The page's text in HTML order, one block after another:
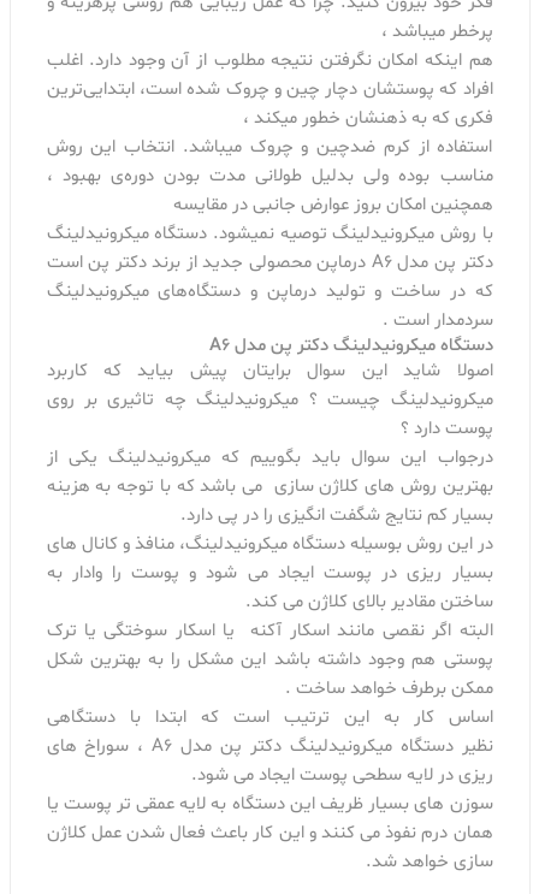
پرخطر میباشد ،
هم اینکه امکان نگرفتن نتیجه مطلوب از آن وجود دارد. اغلب
افراد که پوستشان دچار چین و چروک شده است، ابتدایی‌ترین
فکری که به ذهنشان خطور میکند ،
استفاده از کرم ضدچین و چروک میباشد. انتخاب این روش
مناسب بوده ولی بدلیل طولانی مدت بودن دوره‌ی بهبود ،
همچنین امکان بروز عوارض جانبی در مقایسه
با روش میکرونیدلینگ توصیه نمیشود. دستگاه میکرونیدلینگ
دکتر پن مدل A6 درماپن محصولی جدید از برند دکتر پن است
که در ساخت و تولید درماپن و دستگاه‌های میکرونیدلینگ
سردمدار است .
دستگاه میکرونیدلینگ دکتر پن مدل A6
اصولا شاید این سوال برایتان پیش بیاید که کاربرد
میکرونیدلینگ چیست ؟ میکرونیدلینگ چه تاثیری بر روی
پوست دارد ؟
درجواب این سوال باید بگوییم که میکرونیدلینگ یکی از
بهترین روش های کلاژن سازی می باشد که با توجه به هزینه
بسیار کم نتایج شگفت انگیزی را در پی دارد.
در این روش بوسیله دستگاه میکرونیدلینگ، منافذ و کانال های
بسیار ریزی در پوست ایجاد می شود و پوست را وادار به
ساختن مقادیر بالای کلاژن می کند.
البته اگر نقصی مانند اسکار آکنه یا اسکار سوختگی یا ترک
پوستی هم وجود داشته باشد این مشکل را به بهترین شکل
ممکن برطرف خواهد ساخت .
اساس کار به این ترتیب است که ابتدا با دستگاهی
نظیر دستگاه میکرونیدلینگ دکتر پن مدل A6 ، سوراخ های
ریزی در لایه سطحی پوست ایجاد می شود.
سوزن های بسیار ظریف این دستگاه به لایه عمقی تر پوست یا
همان درم نفوذ می کنند و این کار باعث فعال شدن عمل کلاژن
سازی خواهد شد.